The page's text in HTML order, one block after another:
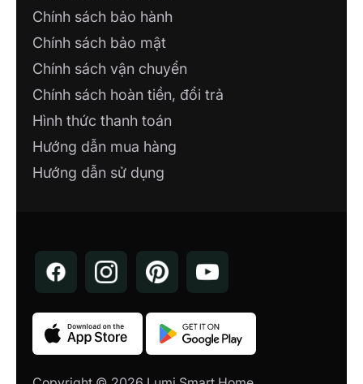
Chính sách bảo hành
Chính sách bảo mật
Chính sách vận chuyển
Chính sách hoàn tiền, đổi trả
Hình thức thanh toán
Hướng dẫn mua hàng
Hướng dẫn sử dụng